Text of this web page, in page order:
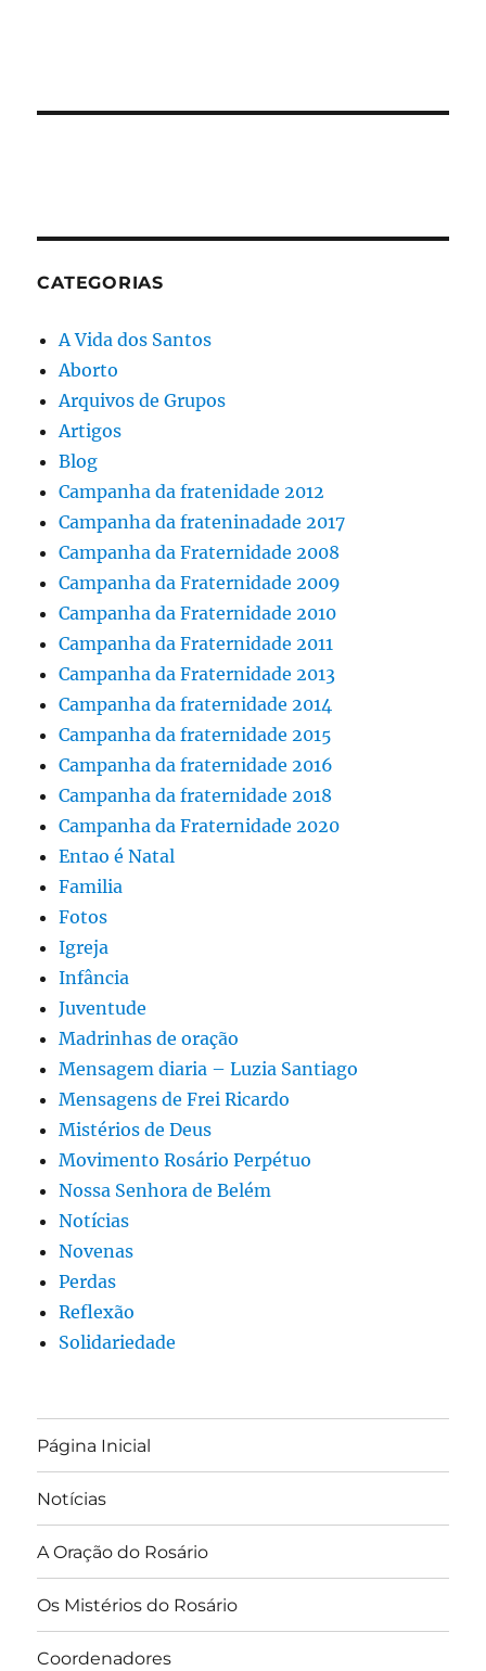
CATEGORIAS
A Vida dos Santos
Aborto
Arquivos de Grupos
Artigos
Blog
Campanha da fratenidade 2012
Campanha da frateninadade 2017
Campanha da Fraternidade 2008
Campanha da Fraternidade 2009
Campanha da Fraternidade 2010
Campanha da Fraternidade 2011
Campanha da Fraternidade 2013
Campanha da fraternidade 2014
Campanha da fraternidade 2015
Campanha da fraternidade 2016
Campanha da fraternidade 2018
Campanha da Fraternidade 2020
Entao é Natal
Familia
Fotos
Igreja
Infância
Juventude
Madrinhas de oração
Mensagem diaria – Luzia Santiago
Mensagens de Frei Ricardo
Mistérios de Deus
Movimento Rosário Perpétuo
Nossa Senhora de Belém
Notícias
Novenas
Perdas
Reflexão
Solidariedade
Página Inicial
Notícias
A Oração do Rosário
Os Mistérios do Rosário
Coordenadores